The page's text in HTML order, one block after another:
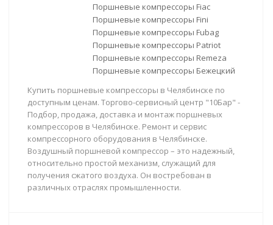
Поршневые компрессоры Fiac
Поршневые компрессоры Fini
Поршневые компрессоры Fubag
Поршневые компрессоры Patriot
Поршневые компрессоры Remeza
Поршневые компрессоры Бежецкий
Купить поршневые компрессоры в Челябинске по
доступным ценам. Торгово-сервисный центр "10Бар" -
Подбор, продажа, доставка и монтаж поршневых
компрессоров в Челябинске. Ремонт и сервис
компрессорного оборудования в Челябинске.
Воздушный поршневой компрессор – это надежный,
относительно простой механизм, служащий для
получения сжатого воздуха. Он востребован в
различных отраслях промышленности.